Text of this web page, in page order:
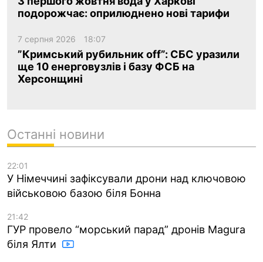
подорожчає: оприлюднено нові тарифи
7 серпня 2026 18:07
”Кримський рубильник off”: СБС уразили
ще 10 енерговузлів і базу ФСБ на
Херсонщині
Останні новини
22:01
У Німеччині зафіксували дрони над ключовою
військовою базою біля Бонна
21:42
ГУР провело “морський парад” дронів Magura
біля Ялти